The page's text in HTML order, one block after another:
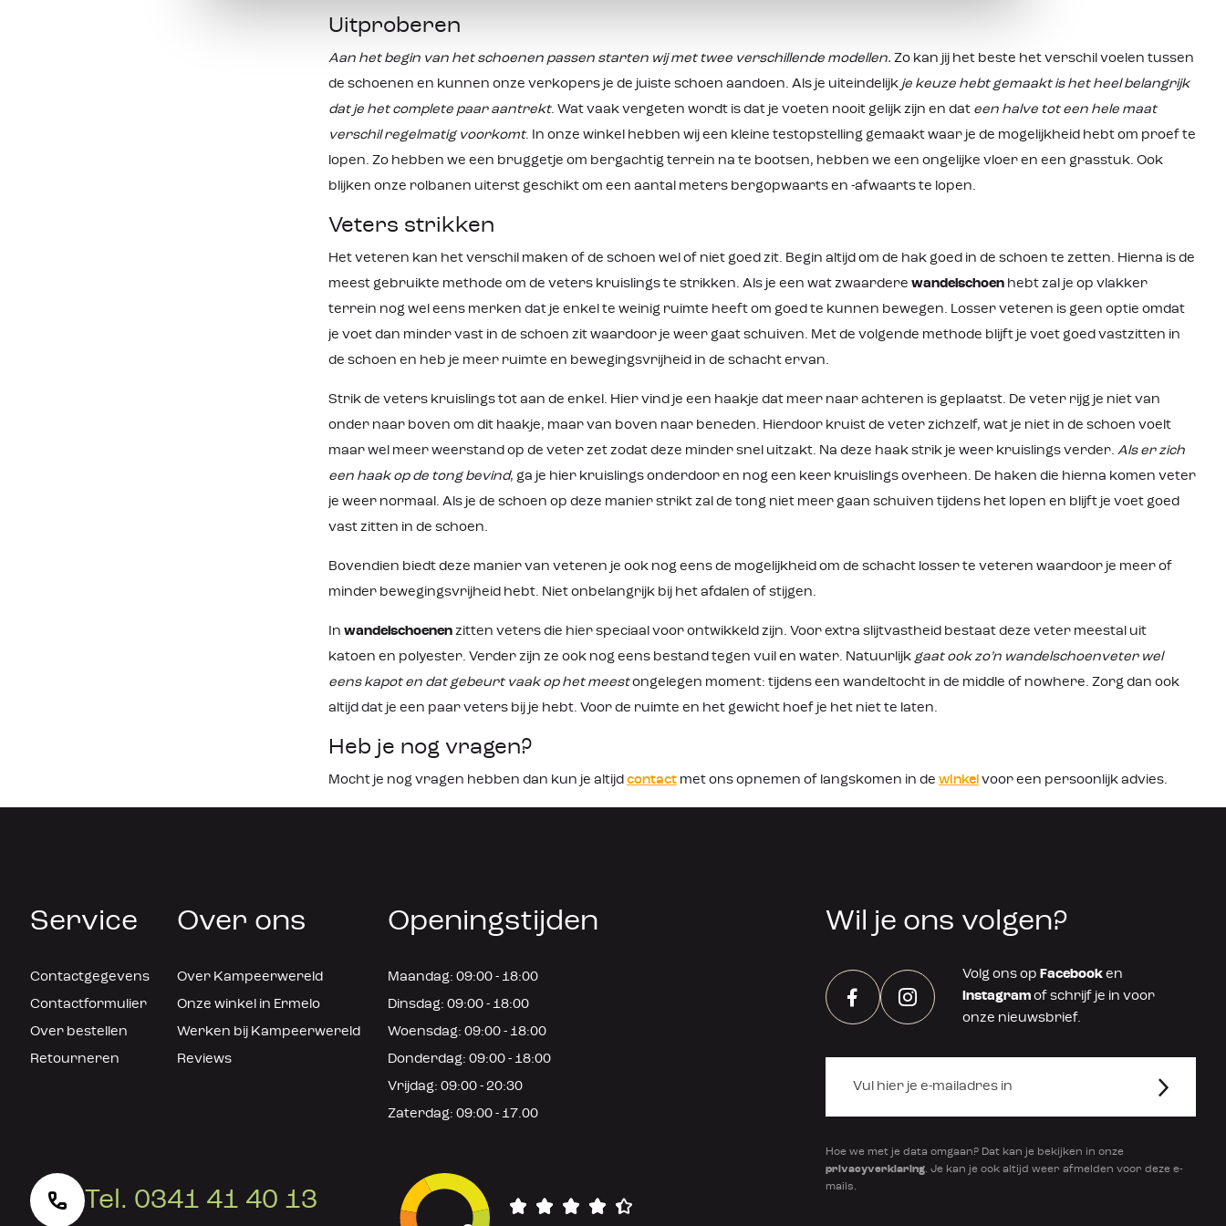
Uitproberen
Aan het begin van het schoenen passen starten wij met twee verschillende modellen. Zo kan jij het beste het verschil voelen tussen
de schoenen en kunnen onze verkopers je de juiste schoen aandoen. Als je uiteindelijk je keuze hebt gemaakt is het heel belangrijk
dat je het complete paar aantrekt. Wat vaak vergeten wordt is dat je voeten nooit gelijk zijn en dat een halve tot een hele maat
verschil regelmatig voorkomt. In onze winkel hebben wij een kleine testopstelling gemaakt waar je de mogelijkheid hebt om proef te
lopen. Zo hebben we een bruggetje om bergachtig terrein na te bootsen, hebben we een ongelijke vloer en een grasstuk. Ook
blijken onze rolbanen uiterst geschikt om een aantal meters bergopwaarts en -afwaarts te lopen.
Veters strikken
Het veteren kan het verschil maken of de schoen wel of niet goed zit. Begin altijd om de hak goed in de schoen te zetten. Hierna is de
meest gebruikte methode om de veters kruislings te strikken. Als je een wat zwaardere wandelschoen hebt zal je op vlakker
terrein nog wel eens merken dat je enkel te weinig ruimte heeft om goed te kunnen bewegen. Losser veteren is geen optie omdat
je voet dan minder vast in de schoen zit waardoor je weer gaat schuiven. Met de volgende methode blijft je voet goed vastzitten in
de schoen en heb je meer ruimte en bewegingsvrijheid in de schacht ervan.
Strik de veters kruislings tot aan de enkel. Hier vind je een haakje dat meer naar achteren is geplaatst. De veter rijg je niet van
onder naar boven om dit haakje, maar van boven naar beneden. Hierdoor kruist de veter zichzelf, wat je niet in de schoen voelt
maar wel meer weerstand op de veter zet zodat deze minder snel uitzakt. Na deze haak strik je weer kruislings verder. Als er zich
een haak op de tong bevind, ga je hier kruislings onderdoor en nog een keer kruislings overheen. De haken die hierna komen veter
je weer normaal. Als je de schoen op deze manier strikt zal de tong niet meer gaan schuiven tijdens het lopen en blijft je voet goed
vast zitten in de schoen.
Bovendien biedt deze manier van veteren je ook nog eens de mogelijkheid om de schacht losser te veteren waardoor je meer of
minder bewegingsvrijheid hebt. Niet onbelangrijk bij het afdalen of stijgen.
In wandelschoenen zitten veters die hier speciaal voor ontwikkeld zijn. Voor extra slijtvastheid bestaat deze veter meestal uit
katoen en polyester. Verder zijn ze ook nog eens bestand tegen vuil en water. Natuurlijk gaat ook zo’n wandelschoenveter wel
eens kapot en dat gebeurt vaak op het meestongelegen moment: tijdens een wandeltocht in de middle of nowhere. Zorg dan ook
altijd dat je een paar veters bij je hebt. Voor de ruimte en het gewicht hoef je het niet te laten.
Heb je nog vragen?
Mocht je nog vragen hebben dan kun je altijd contact met ons opnemen of langskomen in de winkel voor een persoonlijk advies.
Service
Contactgegevens
Contactformulier
Over bestellen
Retourneren
Over ons
Over Kampeerwereld
Onze winkel in Ermelo
Werken bij Kampeerwereld
Reviews
Openingstijden
Maandag: 09:00 - 18:00
Dinsdag: 09:00 - 18:00
Woensdag: 09:00 - 18:00
Donderdag: 09:00 - 18:00
Vrijdag: 09:00 - 20:30
Zaterdag: 09:00 - 17.00
Wil je ons volgen?
FacebookInstagram
Volg ons op Facebook en
Instagram of schrijf je in voor
onze nieuwsbrief.
Hoe we met je data omgaan? Dat kan je bekijken in onze
privacyverklaring. Je kan je ook altijd weer afmelden voor deze e-
mails.
Tel. 0341 41 40 13